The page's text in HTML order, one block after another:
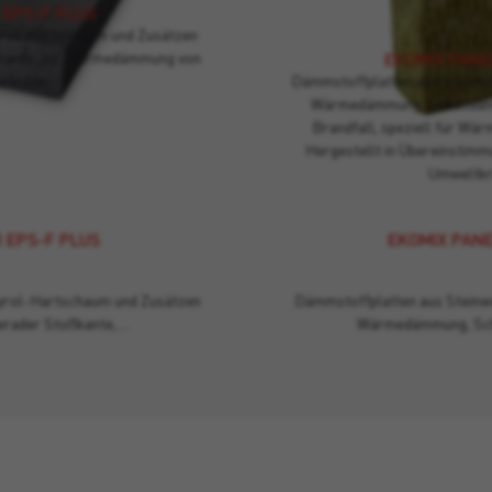
EPS-F PLUS
Hartschaum und Zusätzen
Stoßkante,…
F PLUS
Hartschaum und Zusätzen
zur Wärmedämmung von
EKOMIX
Dämmstoffplatten aus
Wärmedämmung,
EKOMIX
Dämmstoffplatten aus
Wärmedämmung,
Brandfall, speziell für
Hergestellt in